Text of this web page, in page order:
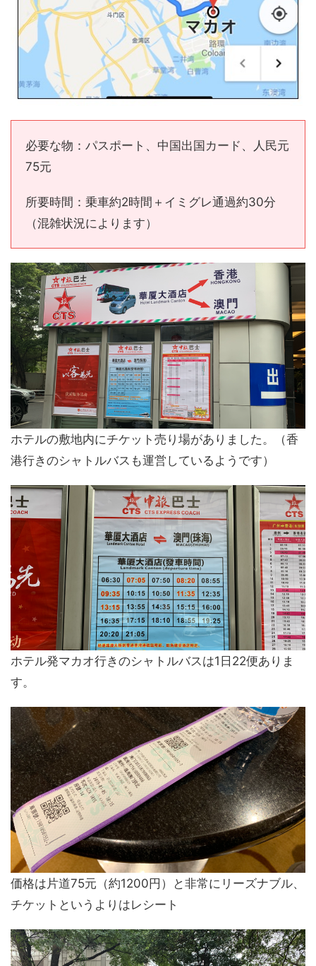
必要な物：パスポート、中国出国カード、人民元
75元
所要時間：乗車約2時間＋イミグレ通過約30分
（混雑状況によります）
ホテルの敷地内にチケット売り場がありました。（香
港行きのシャトルバスも運営しているようです）
ホテル発マカオ行きのシャトルバスは1日22便ありま
す。
価格は片道75元（約1200円）と非常にリーズナブル、
チケットというよりはレシート